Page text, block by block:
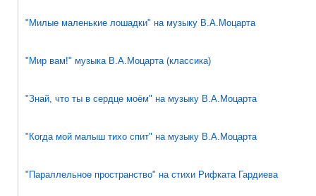
"Милые маленькие лошадки" на музыку В.А.Моцарта
"Мир вам!" музыка В.А.Моцарта (классика)
"Знай, что ты в сердце моём" на музыку В.А.Моцарта
"Когда мой малыш тихо спит" на музыку В.А.Моцарта
"Параллельное пространство" на стихи Рифката Гардиева